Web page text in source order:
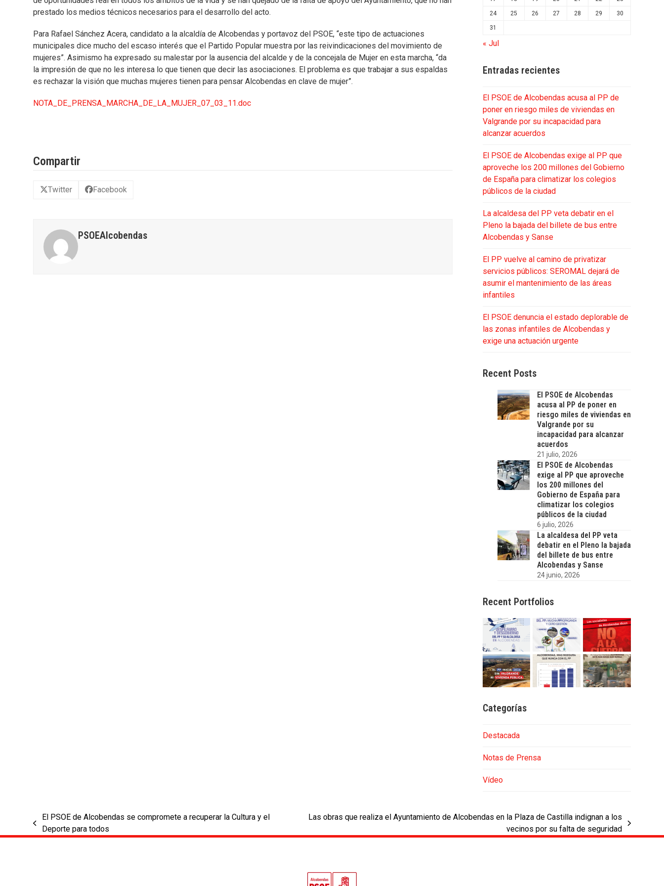
prestado los medios técnicos necesarios para el desarrollo del acto.
Para Rafael Sánchez Acera, candidato a la alcaldía de Alcobendas y portavoz del PSOE, “este tipo de actuaciones
municipales dice mucho del escaso interés que el Partido Popular muestra por las reivindicaciones del movimiento de
mujeres”. Asimismo ha expresado su malestar por la ausencia del alcalde y de la concejala de Mujer en esta marcha, “da
la impresión de que no les interesa lo que tienen que decir las asociaciones. El problema es que trabajar a sus espaldas
es rechazar la visión que muchas mujeres tienen para pensar Alcobendas en clave de mujer”.
NOTA_DE_PRENSA_MARCHA_DE_LA_MUJER_07_03_11.doc
Compartir
Twitter Facebook
PSOEAlcobendas
24 25 26 27 28 29 30
31
« Jul
Entradas recientes
El PSOE de Alcobendas acusa al PP de
poner en riesgo miles de viviendas en
Valgrande por su incapacidad para
alcanzar acuerdos
El PSOE de Alcobendas exige al PP que
aproveche los 200 millones del Gobierno
de España para climatizar los colegios
públicos de la ciudad
La alcaldesa del PP veta debatir en el
Pleno la bajada del billete de bus entre
Alcobendas y Sanse
El PP vuelve al camino de privatizar
servicios públicos: SEROMAL dejará de
asumir el mantenimiento de las áreas
infantiles
El PSOE denuncia el estado deplorable de
las zonas infantiles de Alcobendas y
exige una actuación urgente
Recent Posts
El PSOE de Alcobendas
acusa al PP de poner en
riesgo miles de viviendas en
Valgrande por su
incapacidad para alcanzar
acuerdos
21 julio, 2026
El PSOE de Alcobendas
exige al PP que aproveche
los 200 millones del
Gobierno de España para
climatizar los colegios
públicos de la ciudad
6 julio, 2026
La alcaldesa del PP veta
debatir en el Pleno la bajada
del billete de bus entre
Alcobendas y Sanse
24 junio, 2026
Recent Portfolios
Categorías
Destacada
Notas de Prensa
Vídeo
previous
post:
El PSOE de Alcobendas se compromete a recuperar la Cultura y el
Deporte para todos
post:
Las obras que realiza el Ayuntamiento de Alcobendas en la Plaza de Castilla indignan a los
vecinos por su falta de seguridad